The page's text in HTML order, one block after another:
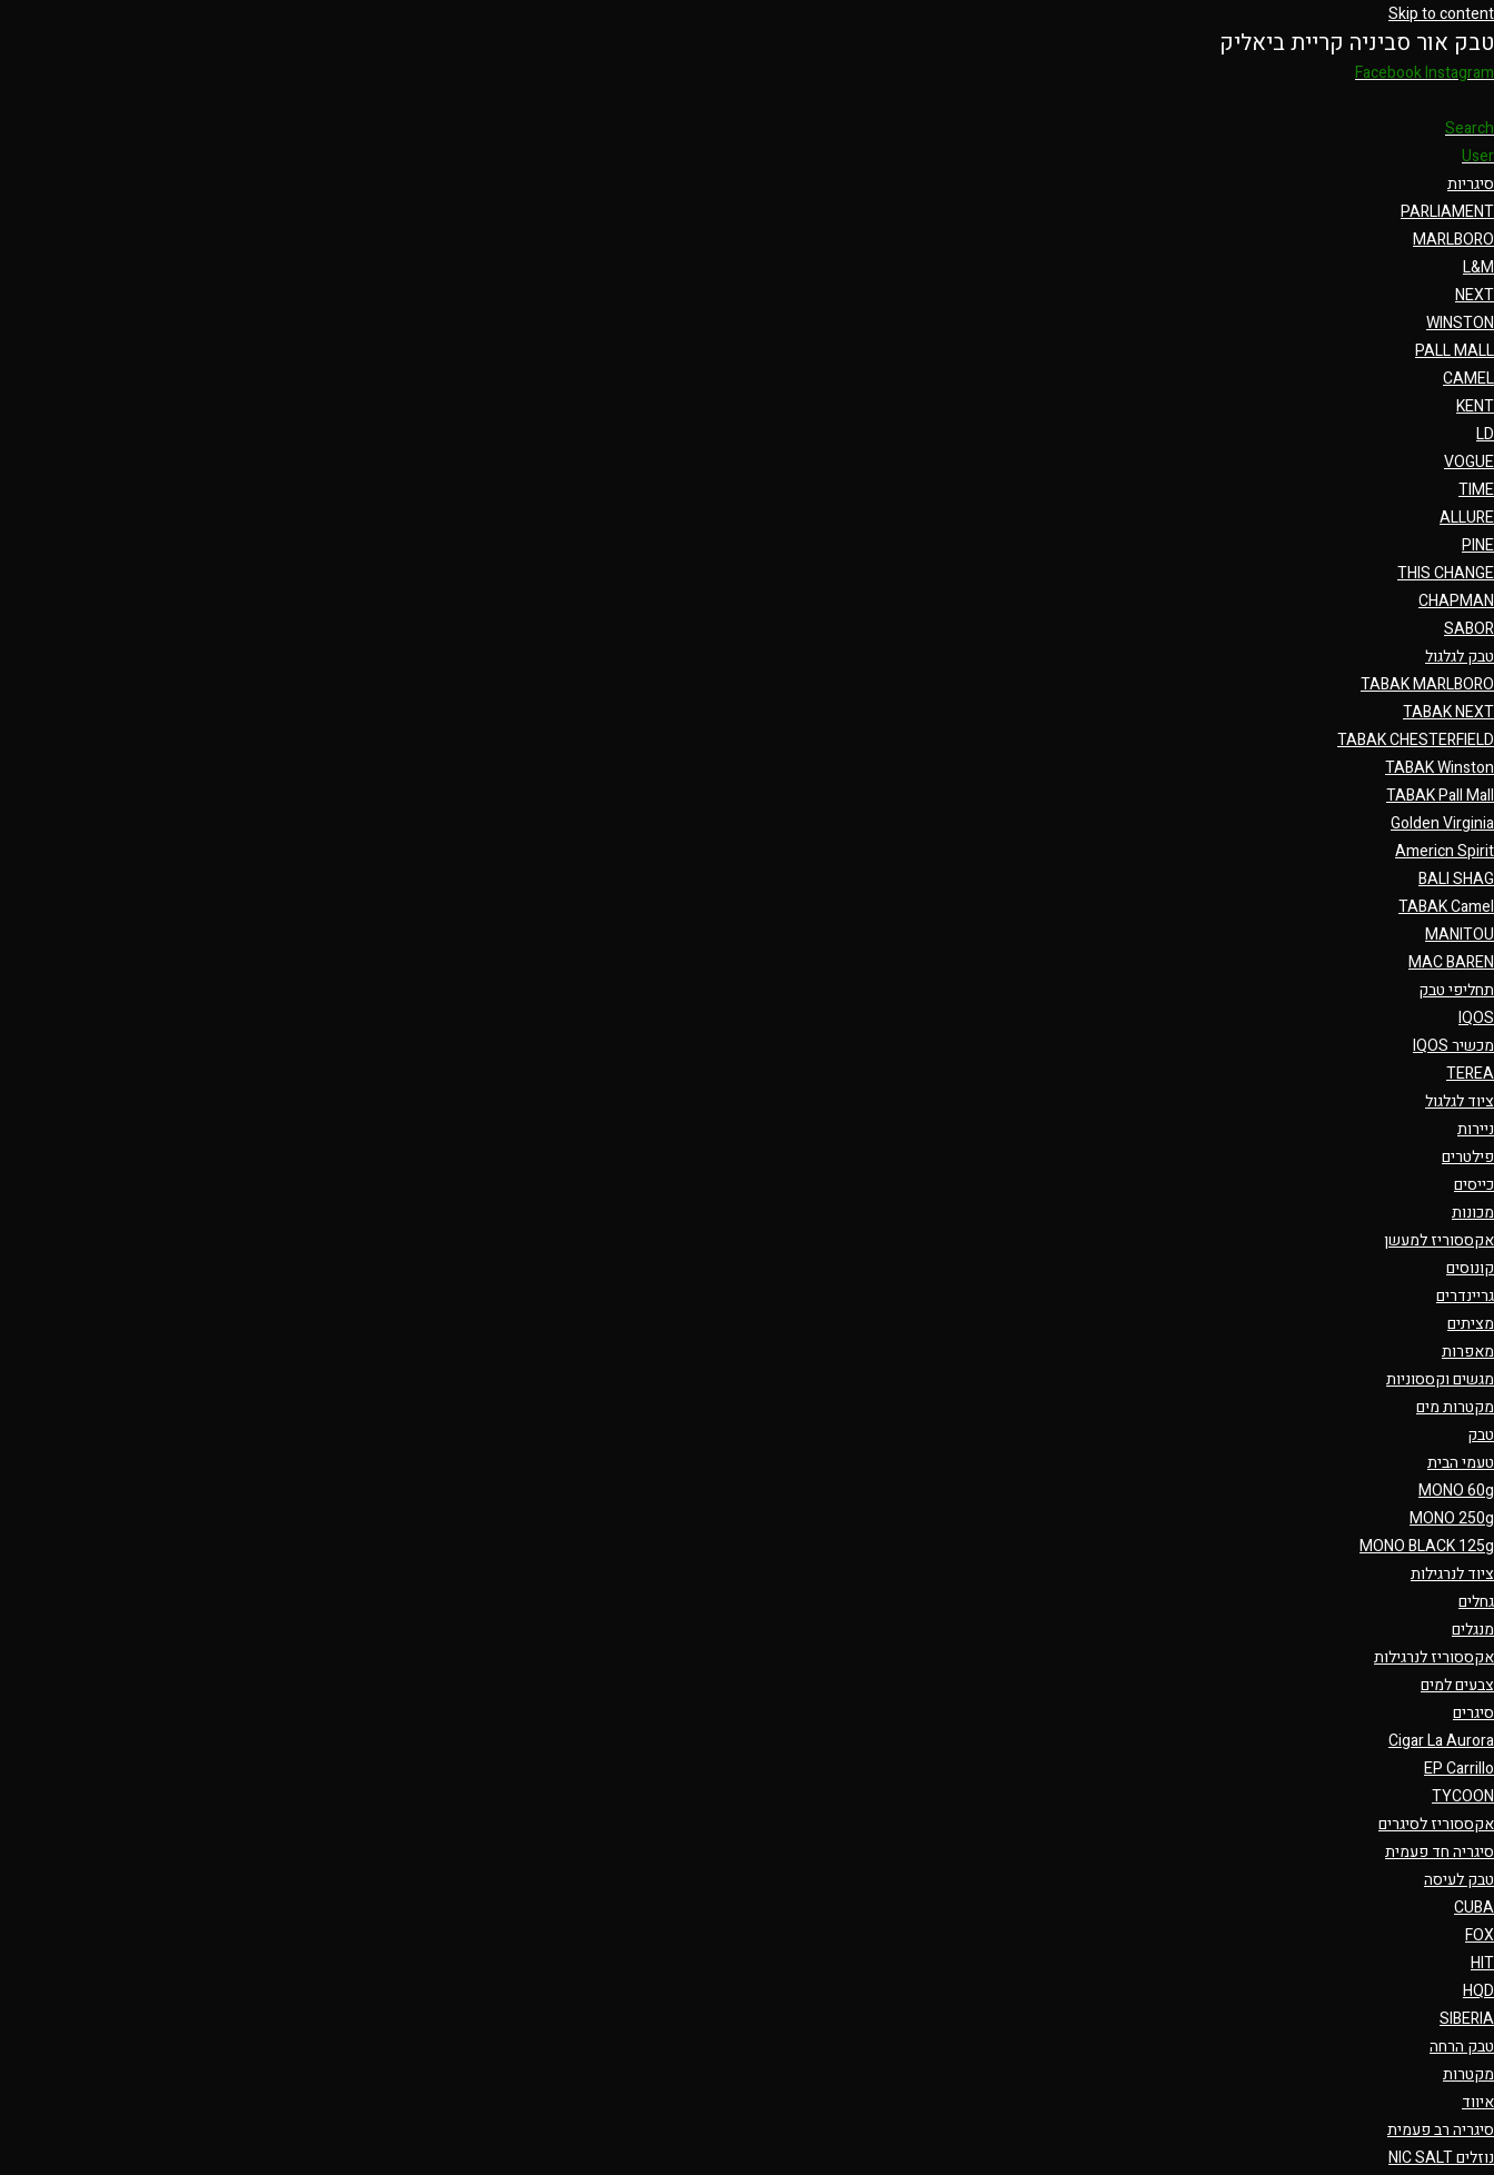
Skip to content
טבק אור סביניה קריית ביאליק
FacebookInstagram
Search
User
סיגריות
PARLIAMENT
MARLBORO
L&M
NEXT
WINSTON
PALL MALL
CAMEL
KENT
LD
VOGUE
TIME
ALLURE
PINE
THIS CHANGE
CHAPMAN
SABOR
טבק לגלגול
TABAK MARLBORO
TABAK NEXT
TABAK CHESTERFIELD
TABAK Winston
TABAK Pall Mall
Golden Virginia
Americn Spirit
BALI SHAG
TABAK Camel
MANITOU
MAC BAREN
תחליפי טבק
IQOS
מכשיר IQOS
TEREA
ציוד לגלגול
ניירות
פילטרים
כייסים
מכונות
אקססוריז למעשן
קונוסים
גריינדרים
מציתים
מאפרות
מגשים וקססוניות
מקטרות מים
טבק
טעמי הבית
MONO 60g
MONO 250g
MONO BLACK 125g
ציוד לנרגילות
גחלים
מנגלים
אקססוריז לנרגילות
צבעים למים
סיגרים
Cigar La Aurora
EP Carrillo
TYCOON
אקססוריז לסיגרים
סיגריה חד פעמית
טבק לעיסה
CUBA
FOX
HIT
HQD
SIBERIA
טבק הרחה
מקטרות
איווד
סיגריה רב פעמית
נוזלים NIC SALT